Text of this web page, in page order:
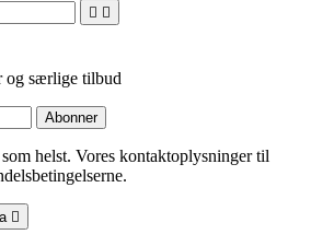
 
og særlige tilbud
helst. Vores kontaktoplysninger til
